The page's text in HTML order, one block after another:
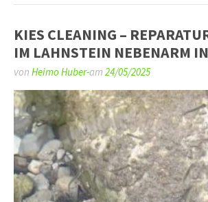
KIES CLEANING –
IM LAHNSTEIN NEBENARM
von Heimo Huber-am 24/05/2025